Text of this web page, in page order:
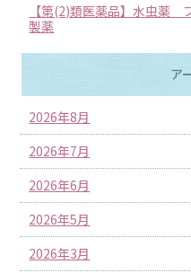
【第(2)類医薬品】水虫薬
製薬
ア
2026年8月
2026年7月
2026年6月
2026年5月
2026年3月